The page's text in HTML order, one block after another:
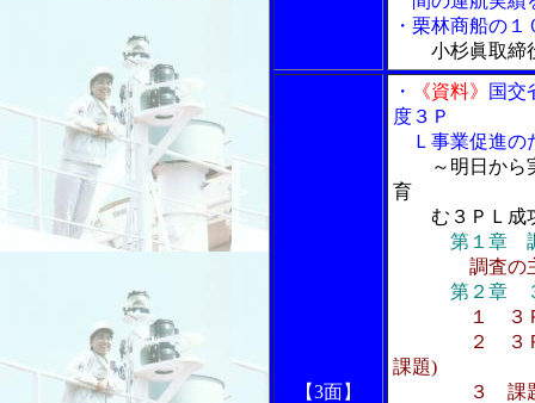
・栗林商船の
小杉眞取締
【3面】
・ 《資料》
国交
度３Ｐ
Ｌ事業促進の
～明日から
育
む３ＰＬ成功
第１章
調査の
第２章
１ ３
２ ３ＰＬの
課題)
３ 課題解